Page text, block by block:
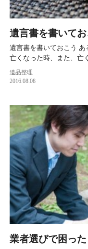
遺言書を書いてお
遺言書を書いておこう
亡くなった時、また、亡
遺品整理
2016.08.08
業者選びで困った